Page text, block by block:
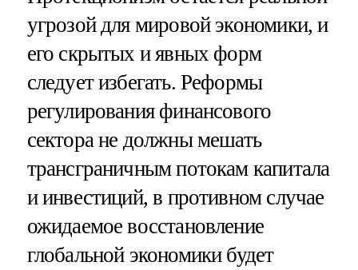
угрозой для мировой экономики, и
его скрытых и явных форм
следует избегать. Реформы
регулирования финансового
сектора не должны мешать
трансграничным потокам капитала
и инвестиций, в противном случае
ожидаемое восстановление
глобальной экономики будет